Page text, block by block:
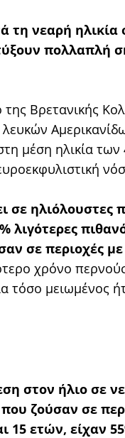
τη νεαρή
πολλαπλή
Βρετανικής
λευκών
μέση ηλικία
σε ηλιόλουστες
λιγότερες
σε περιοχές
χρόνο
τόσο μειωμένος
στον ήλιο σε
που ζούσαν σε
15 ετών, είχαν